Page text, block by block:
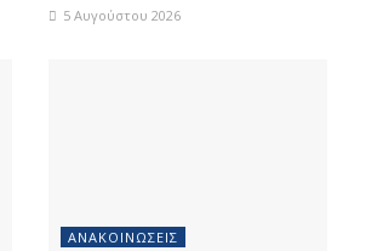
5 Αυγούστου 2026
ΑΝΑΚΟΙΝΏΣΕΙΣ